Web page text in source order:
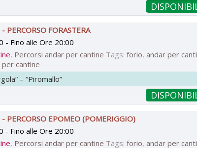
PERCORSO FORASTERA
- Finoalle Ore 20:00
, Percorsi andar per cantine Tags:forio,andar per
cantine
– “Piromallo”
PERCORSO EPOMEO (POMERIGGIO)
- Finoalle Ore 20:00
, Percorsi andar per cantine Tags:forio,andar per